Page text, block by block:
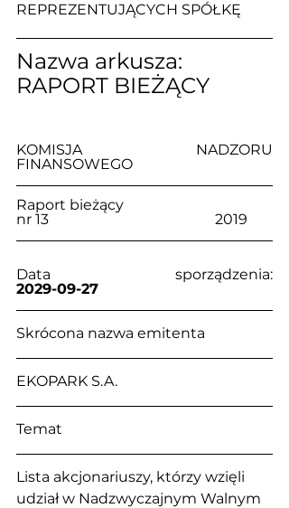
REPREZENTUJĄCYCH SPÓŁKĘ
Nazwa arkusza:
RAPORT BIEŻĄCY
KOMISJA NADZORU
FINANSOWEGO
Raport bieżący
nr 13                                              2019
2029-09-27
Skrócona nazwa emitenta
EKOPARK S.A.
Temat
Lista akcjonariuszy, którzy wzięli
udział w Nadzwyczajnym Walnym